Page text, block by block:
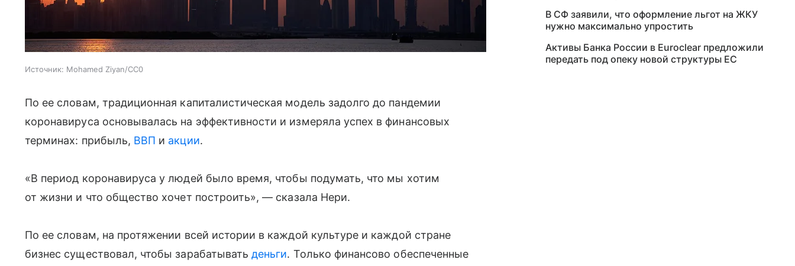
Источник: Mohamed Ziyan/CC0
По ее словам, традиционная капиталистическая модель задолго до пандемии
коронавируса основывалась на эффективности и измеряла успех в финансовых
терминах: прибыль, ВВП и акции.
«В период коронавируса у людей было время, чтобы подумать, что мы хотим
от жизни и что общество хочет построить», — сказала Нери.
По ее словам, на протяжении всей истории в каждой культуре и каждой стране
бизнес существовал, чтобы зарабатыватьденьги. Только финансово обеспеченные
В СФ заявили, что оформление льгот на ЖКУ
нужно максимально упростить
Активы Банка России в Euroclear предложили
передать под опеку новой структуры ЕС